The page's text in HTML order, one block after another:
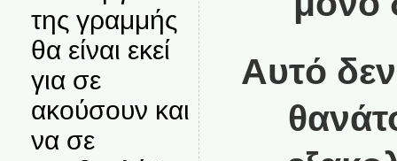
της γραμμής
θα είναι εκεί
για σε
ακούσουν και
να σε
Αυτό